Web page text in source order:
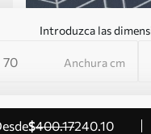
Introduzca las
Anchura cm
desde$400.17240.10